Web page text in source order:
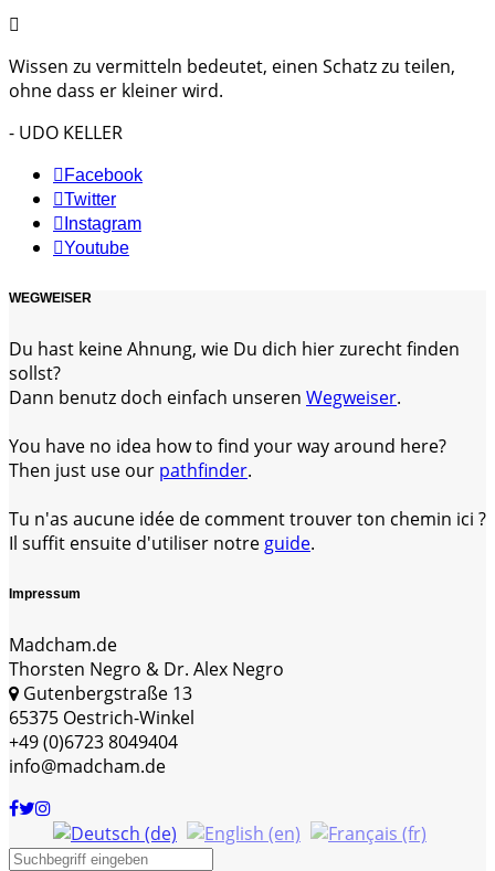
Wissen zu vermitteln bedeutet, einen Schatz zu teilen,
ohne dass er kleiner wird.
- UDO KELLER
Facebook
Twitter
Instagram
Youtube
WEGWEISER
Du hast keine Ahnung, wie Du dich hier zurecht finden
sollst?
Dann benutz doch einfach unseren Wegweiser.
You have no idea how to find your way around here?
Then just use our pathfinder.
Tu n'as aucune idée de comment trouver ton chemin ici ?
Il suffit ensuite d'utiliser notre guide.
Impressum
Madcham.de
Thorsten Negro & Dr. Alex Negro
Gutenbergstraße 13
65375 Oestrich-Winkel
+49 (0)6723 8049404
info@madcham.de